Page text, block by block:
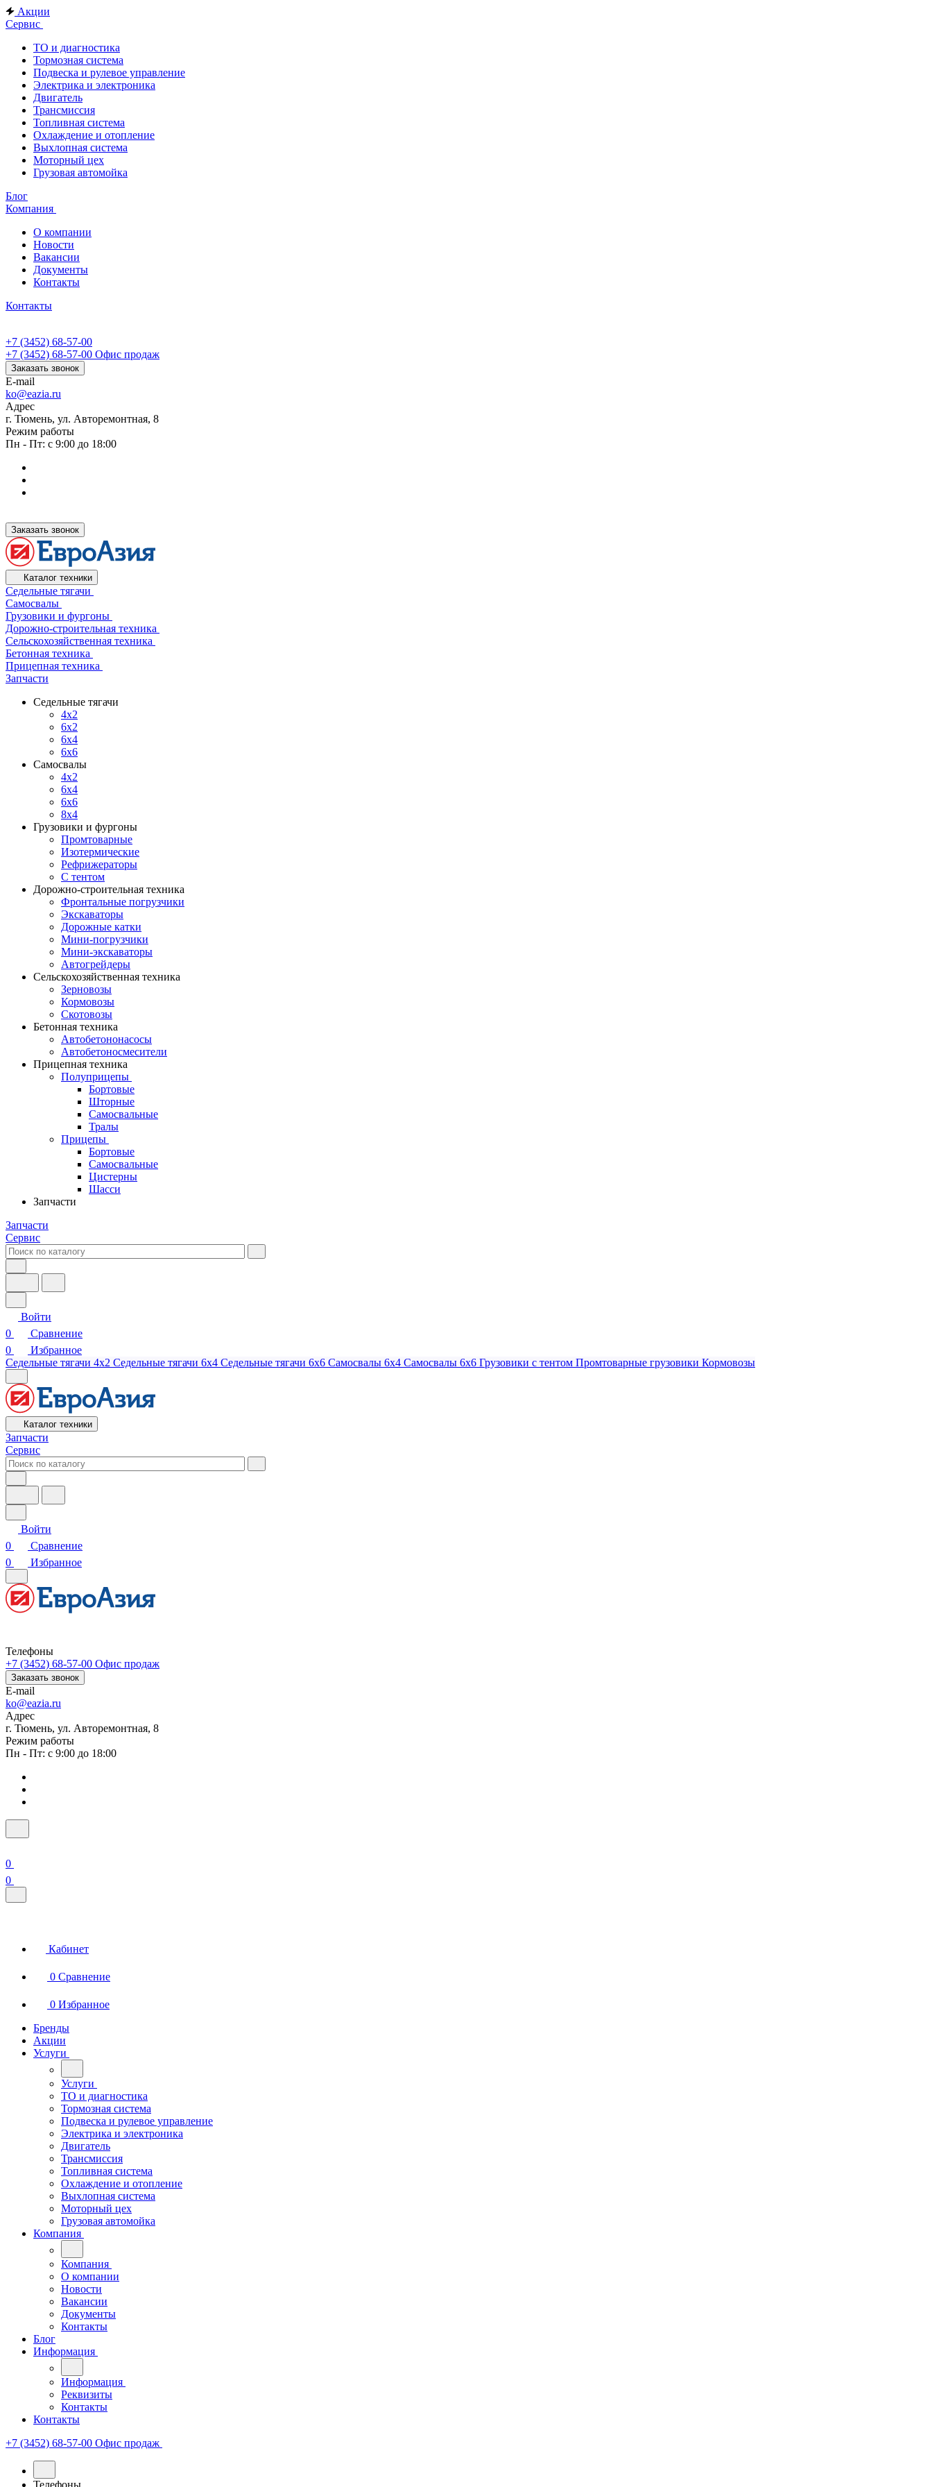
Акции
Сервис
ТО и диагностика
Тормозная система
Подвеска и рулевое управление
Электрика и электроника
Двигатель
Трансмиссия
Топливная система
Охлаждение и отопление
Выхлопная система
Моторный цех
Грузовая автомойка
Блог
Компания
О компании
Новости
Вакансии
Документы
Контакты
Контакты
+7 (3452) 68-57-00
+7 (3452) 68-57-00 Офис продаж
Заказать звонок
E-mail
ko@eazia.ru
Адрес
г. Тюмень, ул. Авторемонтная, 8
Режим работы
Пн - Пт: с 9:00 до 18:00
Заказать звонок
Каталог техники
Седельные тягачи
Самосвалы
Грузовики и фургоны
Дорожно-строительная техника
Сельскохозяйственная техника
Бетонная техника
Прицепная техника
Запчасти
Седельные тягачи
4x2
6x2
6x4
6x6
Самосвалы
4x2
6x4
6x6
8x4
Грузовики и фургоны
Промтоварные
Изотермические
Рефрижераторы
С тентом
Дорожно-строительная техника
Фронтальные погрузчики
Экскаваторы
Дорожные катки
Мини-погрузчики
Мини-экскаваторы
Автогрейдеры
Сельскохозяйственная техника
Зерновозы
Кормовозы
Скотовозы
Бетонная техника
Автобетононасосы
Автобетоносмесители
Прицепная техника
Полуприцепы
Бортовые
Шторные
Самосвальные
Тралы
Прицепы
Бортовые
Самосвальные
Цистерны
Шасси
Запчасти
Запчасти
Сервис
Войти
0
Сравнение
0
Избранное
Седельные тягачи 4х2 Седельные тягачи 6х4 Седельные тягачи 6х6 Самосвалы 6х4 Самосвалы 6х6 Грузовики с тентом Промтоварные грузовики Кормовозы
Каталог техники
Запчасти
Сервис
Войти
0
Сравнение
0
Избранное
Телефоны
+7 (3452) 68-57-00 Офис продаж
Заказать звонок
E-mail
ko@eazia.ru
Адрес
г. Тюмень, ул. Авторемонтная, 8
Режим работы
Пн - Пт: с 9:00 до 18:00
0
0
Кабинет
0 Сравнение
0 Избранное
Бренды
Акции
Услуги
Услуги
ТО и диагностика
Тормозная система
Подвеска и рулевое управление
Электрика и электроника
Двигатель
Трансмиссия
Топливная система
Охлаждение и отопление
Выхлопная система
Моторный цех
Грузовая автомойка
Компания
Компания
О компании
Новости
Вакансии
Документы
Контакты
Блог
Информация
Информация
Реквизиты
Контакты
Контакты
+7 (3452) 68-57-00 Офис продаж
Телефоны